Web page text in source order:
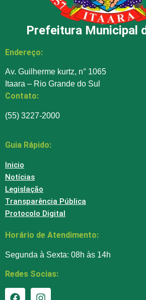
Prefeitura Municipal
Endereço:
Av. Guilherme kurtz, n° 1065
Itaara – Rio Grande do Sul
Contato:
(55) 3227-2000
Guia Rápido:
Inicio
Notícias
Legislação
Transparência Pública
Protocolo Digital
Horário de Atendimento:
Segunda à Sexta: 08h às 14h
Redes Socias: